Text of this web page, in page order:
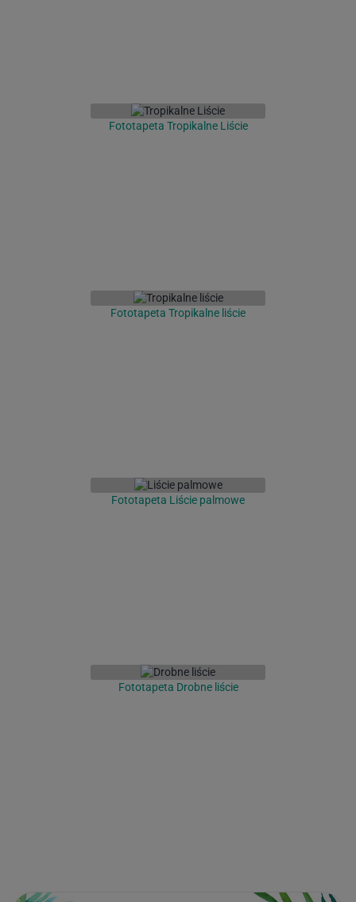
Fototapeta Tropikalne Liście
Fototapeta Tropikalne liście
Fototapeta Liście palmowe
Fototapeta Drobne liście